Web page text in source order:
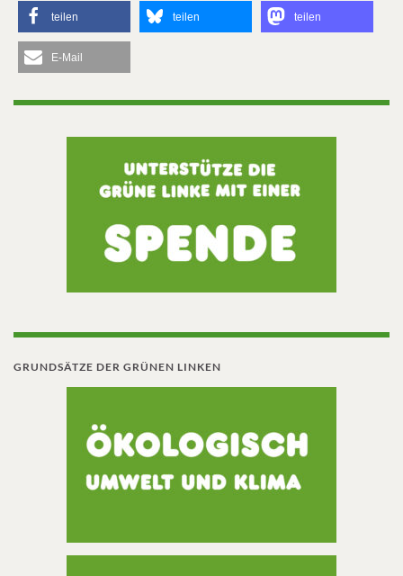
teilen teilen teilen
E-Mail
GRUNDSÄTZE DER GRÜNEN LINKEN